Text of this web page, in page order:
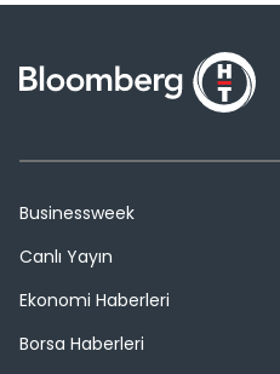
Businessweek
Canlı Yayın
Ekonomi Haberleri
Borsa Haberleri